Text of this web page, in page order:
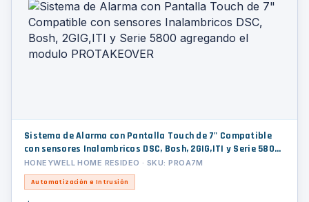
Sistema de Alarma con Pantalla Touch de 7" Compatible
con sensores Inalambricos DSC, Bosh, 2GIG,ITI y Serie 5800
agregando el modulo PROTAKEOVER
HONEYWELL HOME RESIDEO · SKU: PROA7M
Automatización e Intrusión